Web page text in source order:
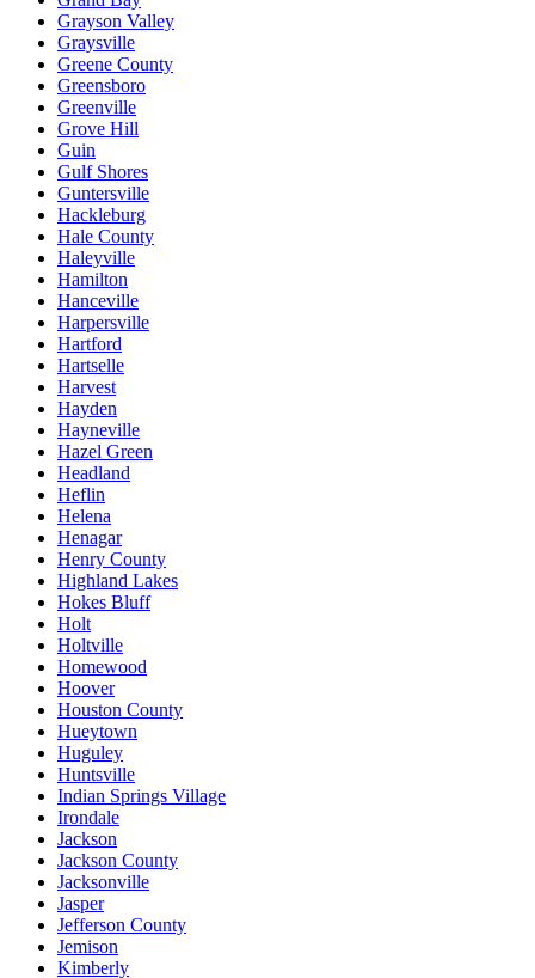
Grayson Valley
Graysville
Greene County
Greensboro
Greenville
Grove Hill
Guin
Gulf Shores
Guntersville
Hackleburg
Hale County
Haleyville
Hamilton
Hanceville
Harpersville
Hartford
Hartselle
Harvest
Hayden
Hayneville
Hazel Green
Headland
Heflin
Helena
Henagar
Henry County
Highland Lakes
Hokes Bluff
Holt
Holtville
Homewood
Hoover
Houston County
Hueytown
Huguley
Huntsville
Indian Springs Village
Irondale
Jackson
Jackson County
Jacksonville
Jasper
Jefferson County
Jemison
Kimberly